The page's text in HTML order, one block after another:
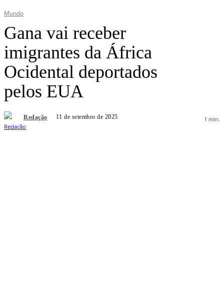
Mundo
Gana vai receber
imigrantes da África
Ocidental deportados
pelos EUA
Redação 11 de setembro de 2025 1 min.